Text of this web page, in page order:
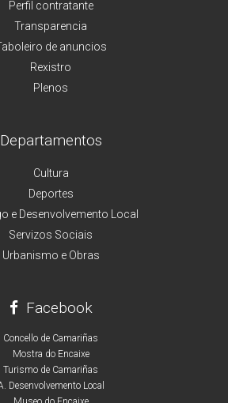
Perfil contratante
Transparencia
de anuncios
Rexistro
Plenos
Departamentos
Cultura
Deportes
e Desenvolvemento Local
Servizos Sociais
Urbanismo e Obras
Facebook
Concello de Camariñas
Mostra do Encaixe
Turismo de Camariñas
Desenvolvemento Local